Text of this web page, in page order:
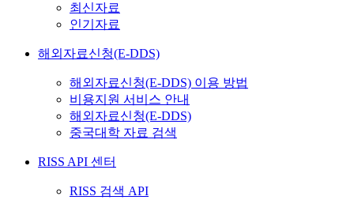
최신자료
인기자료
해외자료신청(E-DDS)
해외자료신청(E-DDS) 이용 방법
비용지원 서비스 안내
해외자료신청(E-DDS)
중국대학 자료 검색
RISS API 센터
RISS 검색 API